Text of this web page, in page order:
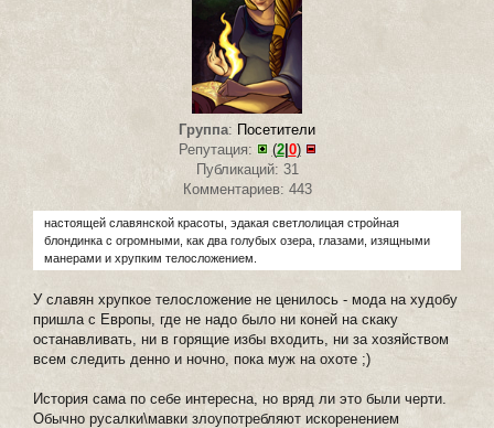
Группа: Посетители
Репутация:
(2|0)
Публикаций: 31
Комментариев: 443
настоящей славянской красоты, эдакая светлолицая стройная
блондинка с огромными, как два голубых озера, глазами, изящными
манерами и хрупким телосложением.
У славян хрупкое телосложение не ценилось - мода на худобу
пришла с Европы, где не надо было ни коней на скаку
останавливать, ни в горящие избы входить, ни за хозяйством
всем следить денно и ночно, пока муж на охоте ;)
История сама по себе интересна, но вряд ли это были черти.
Обычно русалки\мавки злоупотребляют искоренением